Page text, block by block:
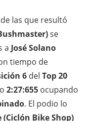
las que resultó
se
a José Solano
tiempo de
6 del Top 20
2:27:655 ocupando
. El podio lo
Bike Shop)